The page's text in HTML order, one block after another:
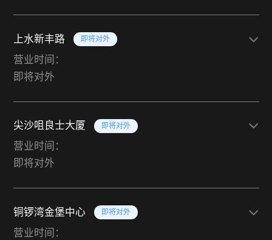
上水新丰路 即将对外
营业时间：
即将对外
尖沙咀良士大厦 即将对外
营业时间：
即将对外
铜锣湾金堡中心 即将对外
营业时间：